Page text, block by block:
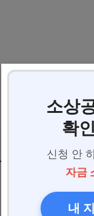
서 준비
사업자 등록증
로, 최신 상태여야
소상
확
신청 안
자금
내